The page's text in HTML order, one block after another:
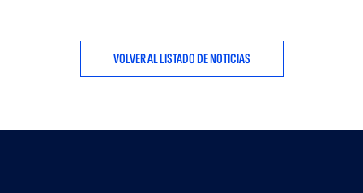
VOLVER AL LISTADO DE NOTICIAS